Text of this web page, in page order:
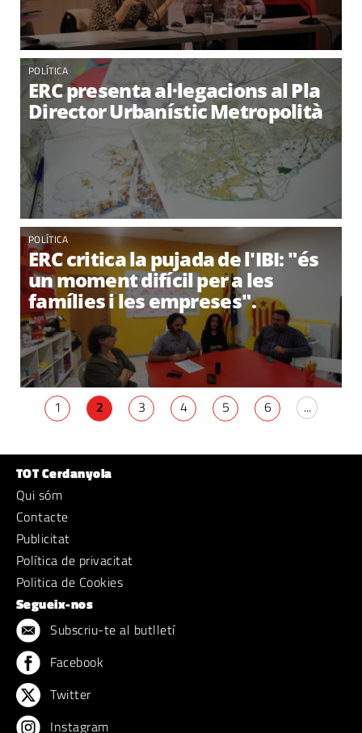
POLÍTICA
ERC presenta al·legacions al Pla
Director Urbanístic Metropolità
POLÍTICA
ERC critica la pujada de l'IBI: "és
un moment difícil per a les
famílies i les empreses".
1 2 3 4 5 6 ...
TOT Cerdanyola
Qui sóm
Contacte
Publicitat
Política de privacitat
Politica de Cookies
Segueix-nos
Subscriu-te al butlletí
Facebook
Twitter
Instagram